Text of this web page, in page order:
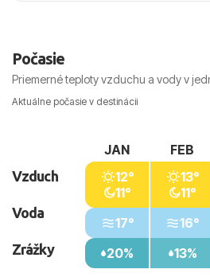
Počasie
Priemerné teploty vzduchu a vody v
Aktuálne počasie v destinácii
Vzduch
Voda
Zrážky
JAN
12°
11°
17°
20%
FEB
13°
11°
16°
13%